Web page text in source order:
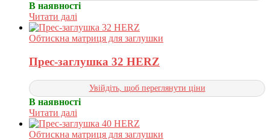
В наявності
Читати далі
Обтискна матриця для заглушки
Прес-заглушка 32 HERZ
Увійдіть, щоб переглянути ціни
В наявності
Читати далі
Обтискна матриця для заглушки